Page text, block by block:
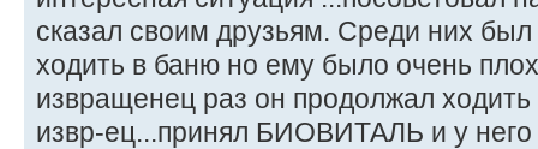
сказал своим друзьям. Среди них
ходить в баню но ему было очень
извращенец раз он продолжал
извр-ец...принял БИОВИТАЛЬ и у